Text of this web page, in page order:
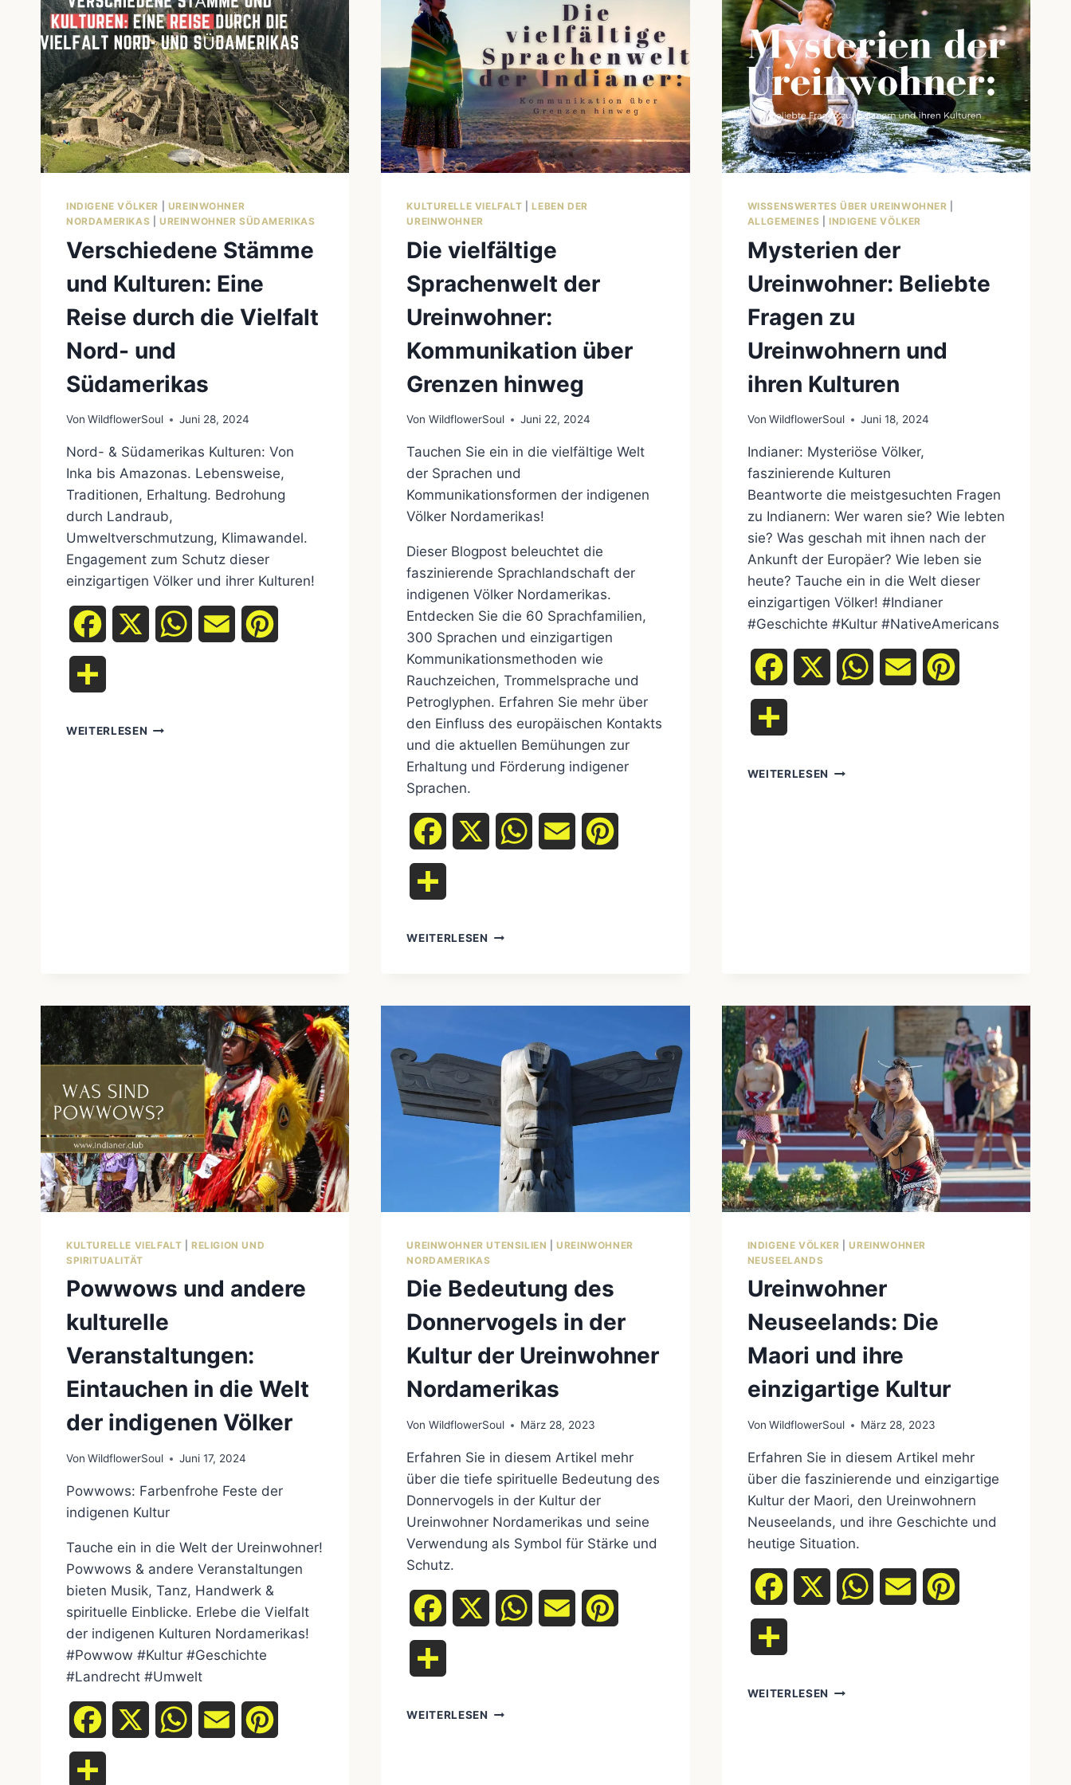
INDIGENE VÖLKER
UREINWOHNER
NORDAMERIKAS
UREINWOHNER SÜDAMERIKAS
Verschiedene Stämme
und Kulturen: Eine
Reise durch die Vielfalt
Nord- und
Südamerikas
Von WildflowerSoul Juni 28, 2024
Nord- & Südamerikas Kulturen: Von
Inka bis Amazonas. Lebensweise,
Traditionen, Erhaltung. Bedrohung
durch Landraub,
Umweltverschmutzung, Klimawandel.
Engagement zum Schutz dieser
einzigartigen Völker und ihrer Kulturen!
Facebook WhatsAppEmail
WEITERLESEN VERSCHIEDENE
KULTURELLE VIELFALT |LEBEN DER
UREINWOHNER
Die vielfältige
Sprachenwelt der
Ureinwohner:
Kommunikation über
Grenzen hinweg
Von WildflowerSoul Juni 22, 2024
Tauchen Sie ein in die vielfältige Welt
der Sprachen und
Kommunikationsformen der indigenen
Völker Nordamerikas!
Dieser Blogpost beleuchtet die
faszinierende Sprachlandschaft der
indigenen Völker Nordamerikas.
Entdecken Sie die 60 Sprachfamilien,
300 Sprachen und einzigartigen
Kommunikationsmethoden wie
Rauchzeichen, Trommelsprache und
Petroglyphen. Erfahren Sie mehr über
den Einfluss des europäischen Kontakts
und die aktuellen Bemühungen zur
Erhaltung und Förderung indigener
Sprachen.
Facebook WhatsAppEmail
WEITERLESEN DIE
GRENZEN
HINWEG
WISSENSWERTES ÜBER UREINWOHNER
ALLGEMEINES
INDIGENE VÖLKER
Mysterien der
Ureinwohner: Beliebte
Fragen zu
Ureinwohnern und
ihren Kulturen
Von WildflowerSoul Juni 18, 2024
Indianer: Mysteriöse Völker,
faszinierende Kulturen
Beantworte die meistgesuchten Fragen
zu Indianern: Wer waren sie? Wie lebten
sie? Was geschah mit ihnen nach der
Ankunft der Europäer? Wie leben sie
heute? Tauche ein in die Welt dieser
einzigartigen Völker! #Indianer
#Geschichte #Kultur #NativeAmericans
Facebook WhatsAppEmail
WEITERLESEN MYSTERIEN
KULTURELLE VIELFALT |RELIGION UND
SPIRITUALITÄT
Powwows und andere
kulturelle
Veranstaltungen:
Eintauchen in die Welt
der indigenen Völker
Von WildflowerSoul Juni 17, 2024
Powwows: Farbenfrohe Feste der
indigenen Kultur
Tauche ein in die Welt der Ureinwohner!
Powwows & andere Veranstaltungen
bieten Musik, Tanz, Handwerk &
spirituelle Einblicke. Erlebe die Vielfalt
der indigenen Kulturen Nordamerikas!
#Powwow #Kultur #Geschichte
#Landrecht #Umwelt
Facebook WhatsAppEmail
UREINWOHNER UTENSILIEN |UREINWOHNER
NORDAMERIKAS
Die Bedeutung des
Donnervogels in der
Kultur der Ureinwohner
Nordamerikas
Von WildflowerSoul März 28, 2023
Erfahren Sie in diesem Artikel mehr
über die tiefe spirituelle Bedeutung des
Donnervogels in der Kultur der
Ureinwohner Nordamerikas und seine
Verwendung als Symbol für Stärke und
Schutz.
Facebook WhatsAppEmail
WEITERLESEN DIE
INDIGENE VÖLKER |UREINWOHNER
NEUSEELANDS
Ureinwohner
Neuseelands: Die
Maori und ihre
einzigartige Kultur
Von WildflowerSoul März 28, 2023
Erfahren Sie in diesem Artikel mehr
über die faszinierende und einzigartige
Kultur der Maori, den Ureinwohnern
Neuseelands, und ihre Geschichte und
heutige Situation.
Facebook WhatsAppEmail
WEITERLESEN UREINWOHNER